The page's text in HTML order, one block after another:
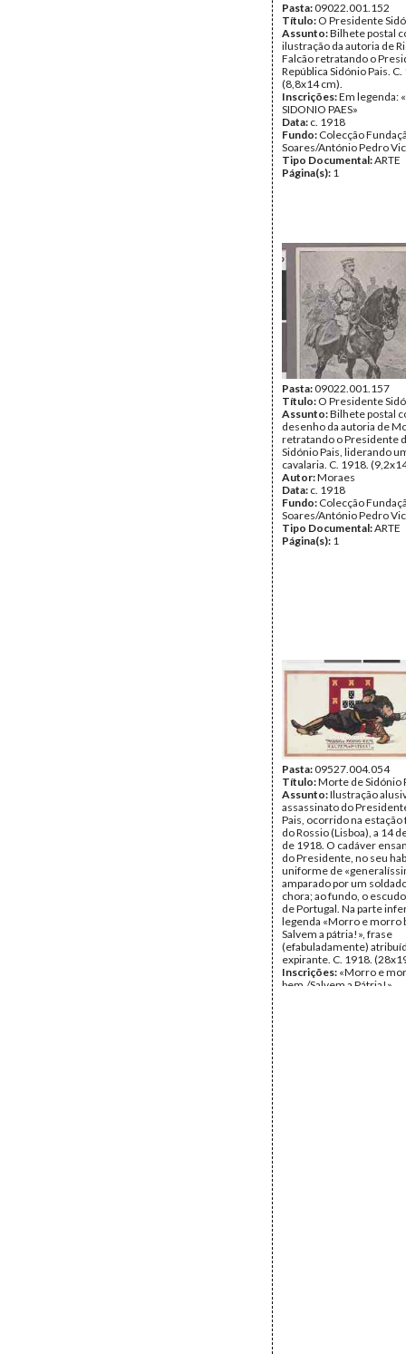
Pasta:09022.001.152
Título: O Presidente
Assunto:Bilhete postal
ilustração da autoria de
Falcão retratando o
República Sidónio Pais.
(8,8x14 cm).
Inscrições:Em legenda:
SIDONIO PAES»
Data: c. 1918
Fundo: Colecção
Soares/António Pedro
Tipo Documental:ARTE
Página(s): 1
Pasta:09022.001.157
Título: O Presidente
Assunto:Bilhete postal
desenho da autoria de
retratando o Presidente
Sidónio Pais, liderando
cavalaria. C. 1918.
Autor:Moraes
Data: c. 1918
Fundo: Colecção
Soares/António Pedro
Tipo Documental:ARTE
Página(s): 1
Pasta:09527.004.054
Título:Morte de Sidónio
Assunto:Ilustração
assassinato do
Pais, ocorrido na
do Rossio (Lisboa), a 14
de 1918. O cadáver
do Presidente, no seu
uniforme de
amparado por um
chora; ao fundo, o
de Portugal. Na parte
legenda «Morro e morro
Salvem a pátria!», frase
(efabuladamente)
expirante. C. 1918.
Inscrições: «Morro e
bem./Salvem a Pátria!»